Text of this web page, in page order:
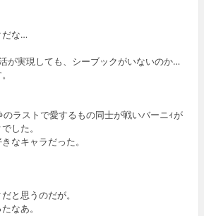
だな…
が実現しても、シーブックがいないのか…
ラストで愛するもの同士が戦いバーニｨが
した。
なキャラだった。
と思うのだが。
なあ。